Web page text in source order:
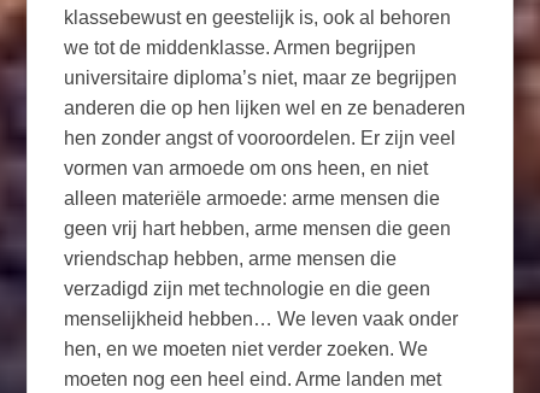
klassebewust en geestelijk is, ook al behoren
we tot de middenklasse. Armen begrijpen
universitaire diploma’s niet, maar ze begrijpen
anderen die op hen lijken wel en ze benaderen
hen zonder angst of vooroordelen. Er zijn veel
vormen van armoede om ons heen, en niet
alleen materiële armoede: arme mensen die
geen vrij hart hebben, arme mensen die geen
vriendschap hebben, arme mensen die
verzadigd zijn met technologie en die geen
menselijkheid hebben… We leven vaak onder
hen, en we moeten niet verder zoeken. We
moeten nog een heel eind. Arme landen met